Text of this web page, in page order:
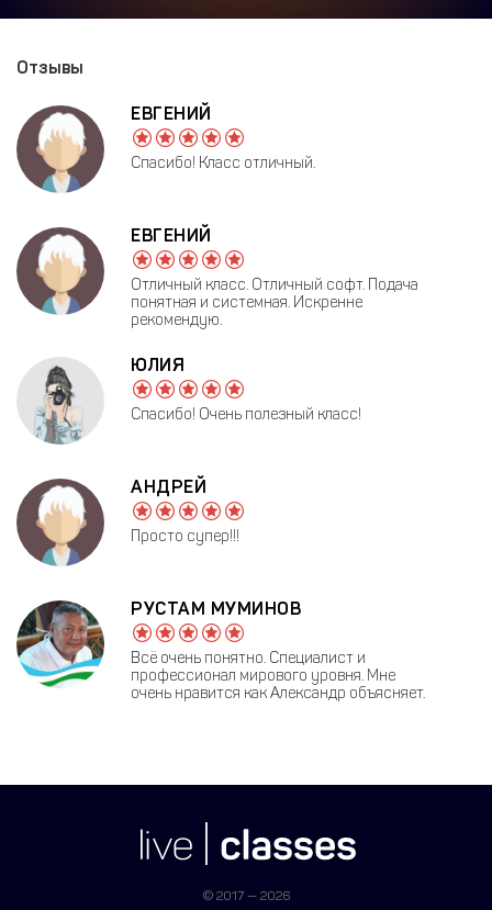
Отзывы
ЕВГЕНИЙ
Спасибо! Класс отличный.
ЕВГЕНИЙ
Отличный класс. Отличный софт. Подача
понятная и системная. Искренне
рекомендую.
ЮЛИЯ
Спасибо! Очень полезный класс!
АНДРЕЙ
Просто супер!!!
РУСТАМ МУМИНОВ
Всё очень понятно. Специалист и
профессионал мирового уровня. Мне
очень нравится как Александр объясняет.
© 2017 — 2026